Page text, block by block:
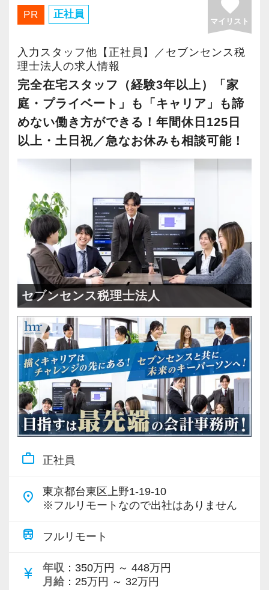
PR 正社員 favorite
マイリスト
入力スタッフ他【正社員】／セブンセンス税
理士法人の求人情報
完全在宅スタッフ（経験3年以上）「家
庭・プライベート」も「キャリア」も諦
めない働き方ができる！年間休日125日
以上・土日祝／急なお休みも相談可能！
セブンセンス税理士法人
work_outline 正社員
place
東京都台東区上野1-19-10
※フルリモートなので出社はありません
train フルリモート
currency_yen 年収 ：350万円 ～ 448万円
月給 ：25万円 ～ 32万円